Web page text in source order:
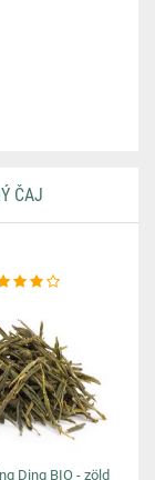
ČAJ
Ding BIO - zöld